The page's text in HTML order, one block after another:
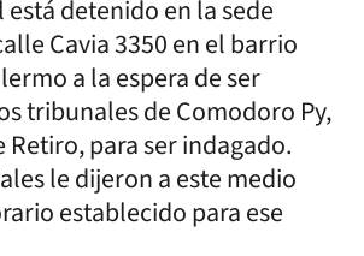
detenido en la sede
Cavia 3350 en el barrio
a la espera de ser
tribunales de Comodoro Py,
Retiro, para ser indagado.
le dijeron a este medio
establecido para ese